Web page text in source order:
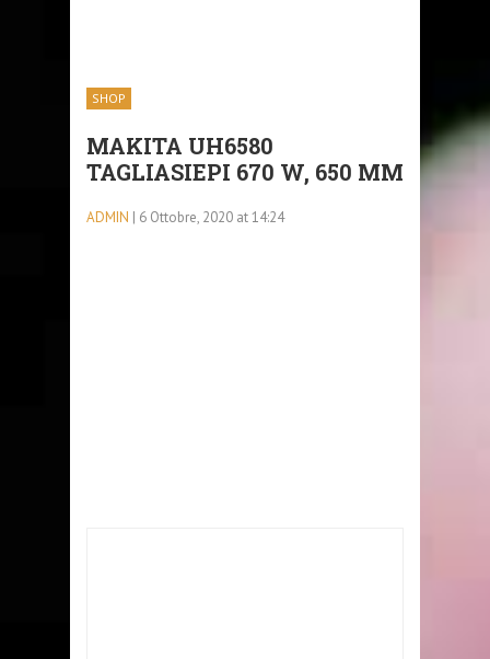
SHOP
MAKITA UH6580
TAGLIASIEPI 670 W, 650 MM
ADMIN | 6 Ottobre, 2020 at 14:24